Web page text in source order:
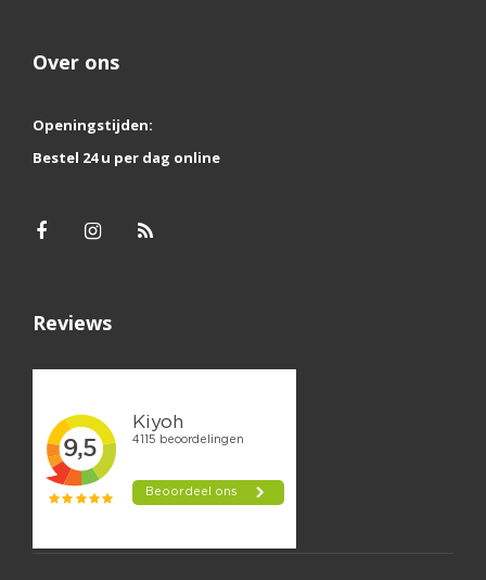
Over ons
Openingstijden:
Bestel 24 u per dag online
Reviews